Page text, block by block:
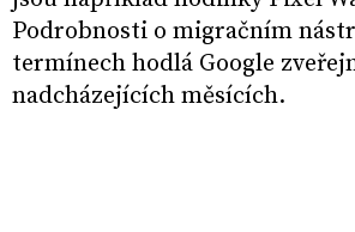
Podrobnosti o migračním
termínech hodlá Google
nadcházejících měsících.